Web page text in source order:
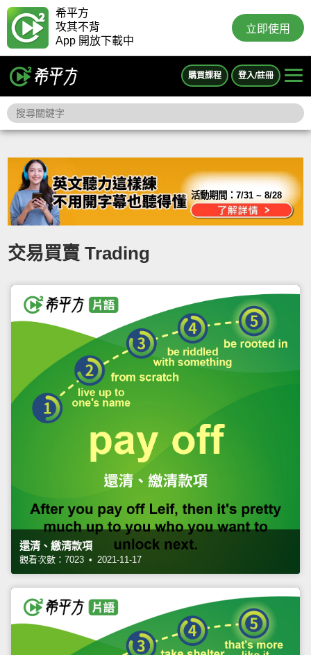
希平方
攻其不背
App 開放下載中
立即使用
購買課程 登入/註冊
活動期間：7/31 ~ 8/28
交易買賣 Trading
還清、繳清款項
觀看次數：7023 • 2021-11-17